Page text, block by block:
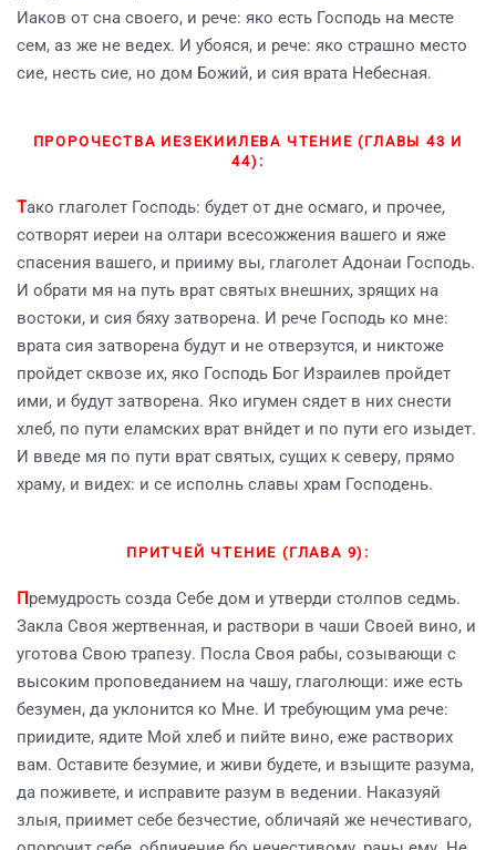
Иаков от сна своего, и рече: яко есть Господь на месте
сем, аз же не ведех. И убояся, и рече: яко страшно место
сие, несть сие, но дом Божий, и сия врата Небесная.
ПРОРОЧЕСТВА ИЕЗЕКИИЛЕВА ЧТЕНИЕ (ГЛАВЫ 43 И
44):
Тако глаголет Господь: будет от дне осмаго, и прочее,
сотворят иереи на олтари всесожжения вашего и яже
спасения вашего, и прииму вы, глаголет Адонаи Господь.
И обрати мя на путь врат святых внешних, зрящих на
востоки, и сия бяху затворена. И рече Господь ко мне:
врата сия затворена будут и не отверзутся, и никтоже
пройдет сквозе их, яко Господь Бог Израилев пройдет
ими, и будут затворена. Яко игумен сядет в них снести
хлеб, по пути еламских врат внйдет и по пути его изыдет.
И введе мя по пути врат святых, сущих к северу, прямо
храму, и видех: и се исполнь славы храм Господень.
ПРИТЧЕЙ ЧТЕНИЕ (ГЛАВА 9):
Премудрость созда Себе дом и утверди столпов седмь.
Закла Своя жертвенная, и раствори в чаши Своей вино, и
уготова Свою трапезу. Посла Своя рабы, созывающи с
высоким проповеданием на чашу, глаголющи: иже есть
безумен, да уклонится ко Мне. И требующим ума рече:
приидите, ядите Мой хлеб и пийте вино, еже растворих
вам. Оставите безумие, и живи будете, и взыщите разума,
да поживете, и исправите разум в ведении. Наказуяй
злыя, приимет себе безчестие, обличаяй же нечестиваго,